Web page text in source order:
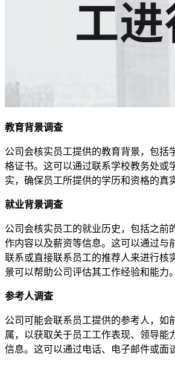
教育背景调查
公司会核实员工提供的教育背景，包括
格证书。这可以通过联系学校教务处或
实，确保员工所提供的学历和资格的真
就业背景调查
公司会核实员工的就业历史，包括之前
作内容以及薪资等信息。这可以通过与
联系或直接联系员工的推荐人来进行核
景可以帮助公司评估其工作经验和能力。
参考人调查
公司可能会联系员工提供的参考人，如
属，以获取关于员工工作表现、领导能
信息。这可以通过电话、电子邮件或面